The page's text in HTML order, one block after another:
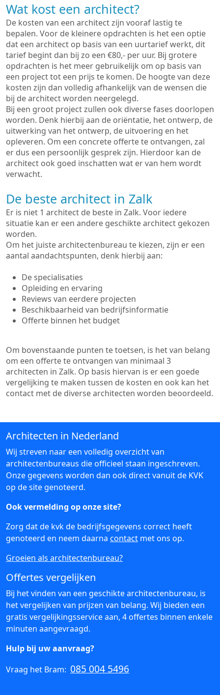
Wat kost een architect?
De kosten van een architect zijn vooraf lastig te
bepalen. Voor de kleinere opdrachten is het een optie
dat een architect op basis van een uurtarief werkt, dit
tarief begint dan bij zo een €80,- per uur. Bij grotere
opdrachten is het meer gebruikelijk om op basis van
een project tot een prijs te komen. De hoogte van deze
kosten zijn dan volledig afhankelijk van de wensen die
bij de architect worden neergelegd.
Bij een groot project zullen ook diverse fases doorlopen
worden. Denk hierbij aan de oriëntatie, het ontwerp, de
uitwerking van het ontwerp, de uitvoering en het
opleveren. Om een concrete offerte te ontvangen, zal
er dus een persoonlijk gesprek zijn. Hierdoor kan de
architect ook goed inschatten wat er van hem wordt
verwacht.
De beste architect in Zalk
Er is niet 1 architect de beste in Zalk. Voor iedere
situatie kan er een andere geschikte architect gekozen
worden.
Om het juiste architectenbureau te kiezen, zijn er een
aantal aandachtspunten, denk hierbij aan:
De specialisaties
Opleiding en ervaring
Reviews van eerdere projecten
Beschikbaarheid van bedrijfsinformatie
Offerte binnen het budget
Om bovenstaande punten te toetsen, is het van belang
om een offerte te ontvangen van minimaal 3
architecten in Zalk. Op basis hiervan is er een goede
vergelijking te maken tussen de kosten en ook kan het
contact met de diverse architecten worden beoordeeld.
Architecten in Nederland
Wij streven naar een volledig overzicht van
architectenbureaus die officieel staan ingeschreven.
Onze gegevens worden dan ook direct vanuit de KVK
op de site genoteerd.
Ook vermelding op onze site?
Zorg dat de kvk de bedrijfsgegevens correct heeft
genoteerd en neem daarna contact met ons op.
Groeien als architectenbureau?
Offertes vergelijken
Bij het vinden van een geschikte architectenbureau, is
het vergelijken van prijzen van belang. Wij bieden een
gratis vergelijkingsservice aan, 4 offertes binnen enkele
minuten aangevraagd.
Hulp bij uw aanvraag?
Vraag het Bram: 085 004 5496